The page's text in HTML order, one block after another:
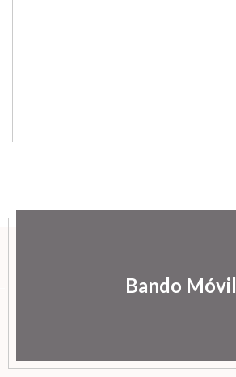
Bando Móvil